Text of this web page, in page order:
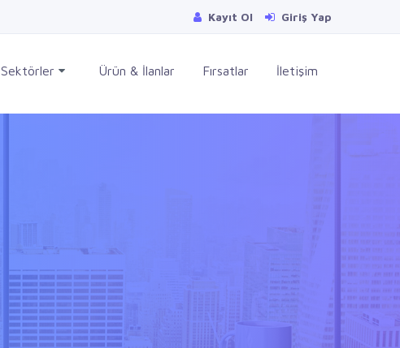
Kayıt Ol Giriş Yap
Sektörler Ürün & İlanlar Fırsatlar İletişim